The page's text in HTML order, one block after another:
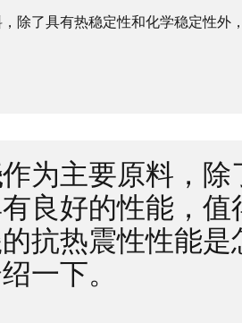
除了具有热稳定性和化学稳定性
作为主要原料，
良好的性能，
抗热震性性能
一下。